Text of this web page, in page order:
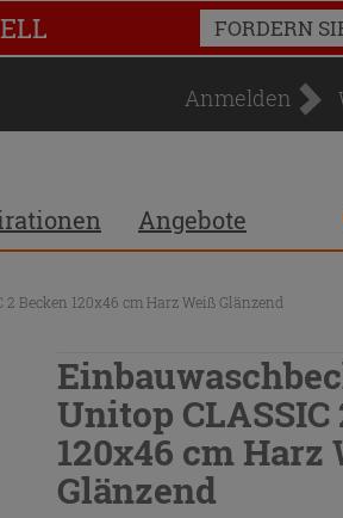
FORDERN
Anmelden
Angebote
Becken 120x46 cm Harz Weiß Glänzend
Unitop CLASSIC
120x46 cm Harz
Glänzend